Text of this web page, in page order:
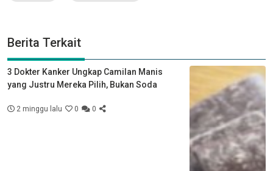
Berita Terkait
3 Dokter Kanker Ungkap Camilan Manis
yang Justru Mereka Pilih, Bukan Soda
2 minggu lalu 0 0